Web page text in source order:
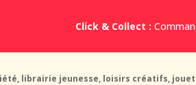
Click & Collect :
librairie jeunesse, loisirs créatifs,